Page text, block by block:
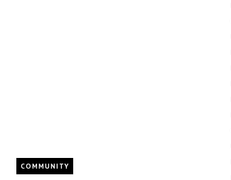
COMMUNITY